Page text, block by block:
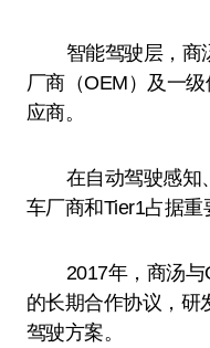
智能驾驶层，商
厂商（OEM）及一
应商。
在自动驾驶感知
车厂商和Tier1占据重
2017年，商汤
的长期合作协议，研
驾驶方案。